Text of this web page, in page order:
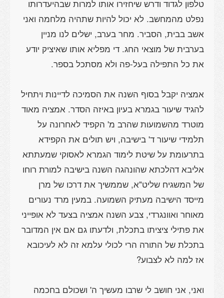
טלפון לגדוד ודרש שיחזירו אותו למרות שבהיעדרותו
נפלט מהמחשב. לא יכול להיות שתהיה מלחמה ואני
אשב בבית, הסביר. מחר בערב, ישלים לנו מניין
בערבית של מוצאי החג. די מפליא אותו שאיציק יודע
אמציה יקבל בסוף השנה את הסמיכה לדיינות ויתחיל
להגיד שיעור בגמרא בעיון באיזה הסדר. אמציה מאוד
מוטרד מהשמועות שהרב מ' הקפיד לאחרונה על
תלמידי שיעור ד' בישיבה, ויש תולים את הקפידא
בתרעומת על שיטת לימוד הגמרא לאסוקי שמעתתא
אליבא דהלכתא שהונהגה השנה בישיבה למורת רוחו
של המשגיח שליט"א, שממשיך את דרכו של מרן
מייסד הישיבה מעתיק השמועה. במעין מרד נעורים
מאוחר ואוונגרדי, צבע השנה אמציה בצעד לא אופייני
את פתילי ציציתו בתכלת, ולדעתו גם אם אין המדובר
בתכלת של התורה הרי לכולי עלמא זה לא לעיכובא
ואני, אני חושב לי שרבו מעשיך ה' ושכולם בחכמה